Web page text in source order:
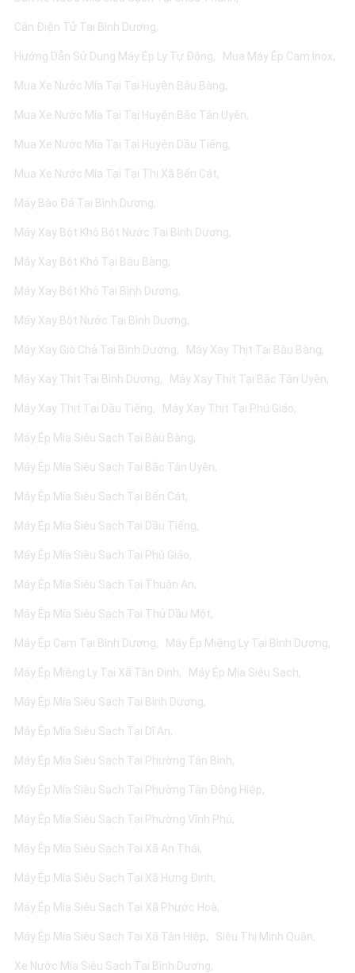
Cân Điện Tử Tại Bình Dương
Hướng Dẫn Sử Dụng Máy Ép Ly Tự Động Mua Máy Ép Cam Inox
Mua Xe Nước Mía Tại Tại Huyện Bàu Bàng
Mua Xe Nước Mía Tại Tại Huyện Bắc Tân Uyên
Mua Xe Nước Mía Tại Tại Huyện Dầu Tiếng
Mua Xe Nước Mía Tại Tại Thị Xã Bến Cát
Máy Bào Đá Tại Bình Dương
Máy Xay Bột Khô Bột Nước Tại Bình Dương
Máy Xay Bột Khô Tại Bàu Bàng
Máy Xay Bột Khô Tại Bình Dương
Máy Xay Bột Nước Tại Bình Dương
Máy Xay Giò Chả Tại Bình Dương Máy Xay Thịt Tại Bàu Bàng
Máy Xay Thịt Tại Bình Dương Máy Xay Thịt Tại Bắc Tân Uyên
Máy Xay Thịt Tại Dầu Tiếng Máy Xay Thịt Tại Phú Giáo
Máy Ép Mía Siêu Sạch Tại Bàu Bàng
Máy Ép Mía Siêu Sạch Tại Bắc Tân Uyên
Máy Ép Mía Siêu Sạch Tại Bến Cát
Máy Ép Mía Siêu Sạch Tại Dầu Tiếng
Máy Ép Mía Siêu Sạch Tại Phú Giáo
Máy Ép Mía Siêu Sạch Tại Thuận An
Máy Ép Mía Siêu Sạch Tại Thủ Dầu Một
Máy Ép Cam Tại Bình Dương Máy Ép Miệng Ly Tại Bình Dương
Máy Ép Miệng Ly Tại Xã Tân Định Máy Ép Mía Siêu Sạch
Máy Ép Mía Siêu Sạch Tại Bình Dương
Máy Ép Mía Siêu Sạch Tại Dĩ An
Máy Ép Mía Siêu Sạch Tại Phường Tân Bình
Máy Ép Mía Siêu Sạch Tại Phường Tân Đông Hiệp
Máy Ép Mía Siêu Sạch Tại Phường Vĩnh Phú
Máy Ép Mía Siêu Sạch Tại Xã An Thái
Máy Ép Mía Siêu Sạch Tại Xã Hưng Định
Máy Ép Mía Siêu Sạch Tại Xã Phước Hoà
Máy Ép Mía Siêu Sạch Tại Xã Tân Hiệp Siêu Thị Minh Quân
Xe Nước Mía Siêu Sạch Tại Bình Dương